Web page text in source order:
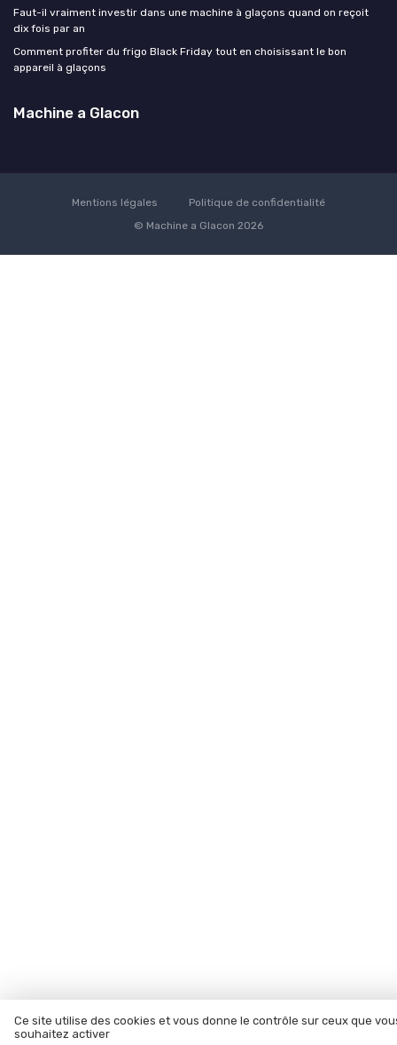
Faut-il vraiment investir dans une machine à glaçons quand on reçoit
dix fois par an
Comment profiter du frigo Black Friday tout en choisissant le bon
appareil à glaçons
Machine a Glacon
Mentions légales
Politique de confidentialité
© Machine a Glacon 2026
Ce site utilise des cookies et vous donne le contrôle sur ceux que
souhaitez activer